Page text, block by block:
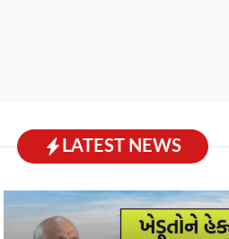
LATEST NEWS